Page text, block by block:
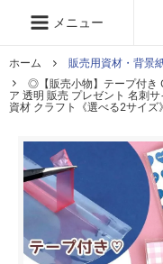
メニュー
ホーム 販売用資材・背景
◎【販売小物】テープ付き
ア 透明 販売 プレゼント 名刺
資材 クラフト《選べる2サイズ》